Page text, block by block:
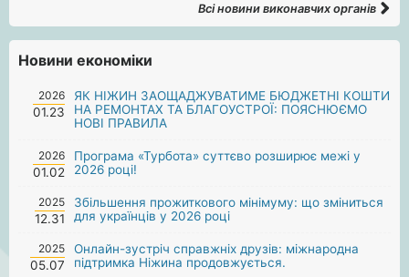
Всі новини виконавчих органів
Новини економіки
2026
01.23
ЯК НІЖИН ЗАОЩАДЖУВАТИМЕ БЮДЖЕТНІ КОШТИ
НА РЕМОНТАХ ТА БЛАГОУСТРОЇ: ПОЯСНЮЄМО
НОВІ ПРАВИЛА
2026
01.02
Програма «Турбота» суттєво розширює межі у
2026 році!
2025
12.31
Збільшення прожиткового мінімуму: що зміниться
для українців у 2026 році
2025
05.07
Онлайн-зустріч справжніх друзів: міжнародна
підтримка Ніжина продовжується.